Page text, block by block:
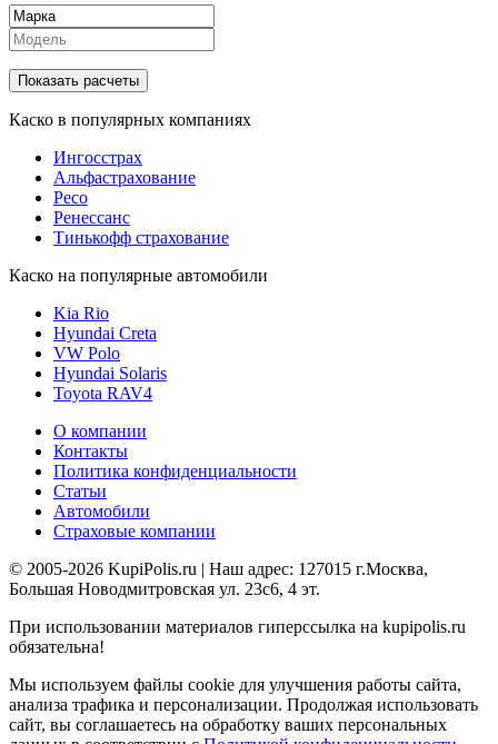
Показать расчеты
Каско в популярных компаниях
Ингосстрах
Альфастрахование
Ресо
Ренессанс
Тинькофф страхование
Каско на популярные автомобили
Kia Rio
Hyundai Creta
VW Polo
Hyundai Solaris
Toyota RAV4
О компании
Контакты
Политика конфиденциальности
Статьи
Автомобили
Страховые компании
© 2005-2026 KupiPolis.ru | Наш адрес: 127015 г.Москва,
Большая Новодмитровская ул. 23с6, 4 эт.
При использовании материалов гиперссылка на kupipolis.ru
обязательна!
Мы используем файлы cookie для улучшения работы сайта,
анализа трафика и персонализации. Продолжая использовать
сайт, вы соглашаетесь на обработку ваших персональных